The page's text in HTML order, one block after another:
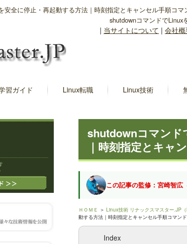
安全に停止・再起動する方法｜時刻指定とキャンセル手順コマ
shutdownコマンドで
| 当サイトについて | 会社
習ガイド Linux転職 Linux技術
shutdownコマンド
｜時刻指定とキャ
この記事の監修：宮崎智広
ＨＯＭＥ ＞ Linux技術 リナックスマスター.JP（
動する方法｜時刻指定とキャンセル手順コマンド
Index